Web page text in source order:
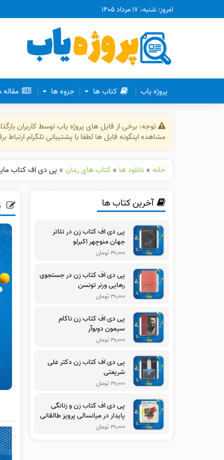
امروز: شنبه، ۱۷ مرداد ۱۴۰۵
پروژه یاب کتاب ها جزوه ها
توجه: برخی از فایل های پروژه یاب توسط کاربران
مشاهده اینگونه فایل ها لطفا با پشتیبانی تلگرام
خانه » دانلود ها » کتاب های رمان » پی دی اف کتاب مایکل وی
آخرین کتاب ها
پی دی اف کتاب زن در تئاتر
جهان منوچهر اکبرلو
۳۰,۰۰۰ تومان
پی دی اف کتاب زن در جستجوی
رهایی ورنر تونسن
۳۰,۰۰۰ تومان
پی دی اف کتاب زن ناکام
سیمون دوبوآر
۳۰,۰۰۰ تومان
پی دی اف کتاب زن دکتر علی
شریعتی
۳۰,۰۰۰ تومان
پی دی اف کتاب زن و زنانگی
پایدار در میانسالی پرویز طالقانی
۳۰,۰۰۰ تومان